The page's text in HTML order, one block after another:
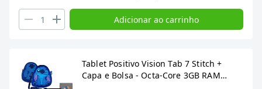
Adicionar ao carrinho
Tablet Positivo Vision Tab 7 Stitch +
Capa e Bolsa - Octa-Core 3GB RAM